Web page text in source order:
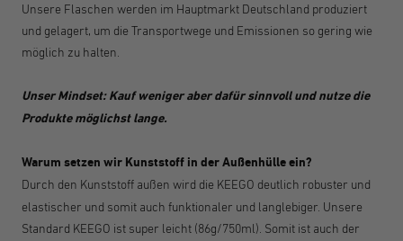
Unsere Flaschen werden im Hauptmarkt Deutschland produziert
und gelagert, um die Transportwege und Emissionen so gering wie
möglich zu halten.
Unser Mindset: Kauf weniger aber dafür sinnvoll und nutze die
Produkte möglichst lange.
Warum setzen wir Kunststoff in der Außenhülle ein?
Durch den Kunststoff außen wird die KEEGO deutlich robuster und
elastischer und somit auch funktionaler und langlebiger. Unsere
Standard KEEGO ist super leicht (86g/750ml). Somit ist auch der